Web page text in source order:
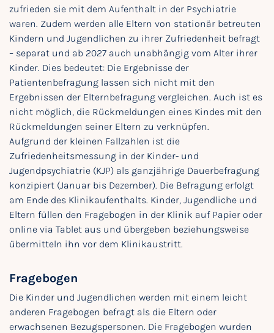
zufrieden sie mit dem Aufenthalt in der Psychiatrie
waren. Zudem werden alle Eltern von stationär betreuten
Kindern und Jugendlichen zu ihrer Zufriedenheit befragt
– separat und ab 2027 auch unabhängig vom Alter ihrer
Kinder. Dies bedeutet: Die Ergebnisse der
Patientenbefragung lassen sich nicht mit den
Ergebnissen der Elternbefragung vergleichen. Auch ist es
nicht möglich, die Rückmeldungen eines Kindes mit den
Rückmeldungen seiner Eltern zu verknüpfen.
Aufgrund der kleinen Fallzahlen ist die
Zufriedenheitsmessung in der Kinder- und
Jugendpsychiatrie (KJP) als ganzjährige Dauerbefragung
konzipiert (Januar bis Dezember). Die Befragung erfolgt
am Ende des Klinikaufenthalts. Kinder, Jugendliche und
Eltern füllen den Fragebogen in der Klinik auf Papier oder
online via Tablet aus und übergeben beziehungsweise
übermitteln ihn vor dem Klinikaustritt.
Fragebogen
Die Kinder und Jugendlichen werden mit einem leicht
anderen Fragebogen befragt als die Eltern oder
erwachsenen Bezugspersonen. Die Fragebogen wurden